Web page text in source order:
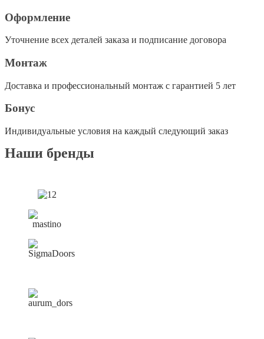
Оформление
Уточнение всех деталей заказа и подписание договора
Монтаж
Доставка и профессиональный монтаж с гарантией 5 лет
Бонус
Индивидуальные условия на каждый следующий заказ
Наши бренды